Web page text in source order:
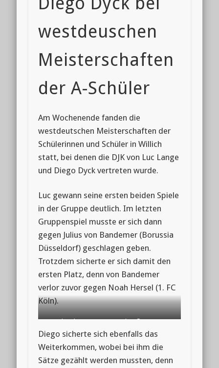
westdeuschen
Meisterschaften
der A-Schüler
Am Wochenende fanden die
westdeutschen Meisterschaften der
Schülerinnen und Schüler in Willich
statt, bei denen die DJK von Luc Lange
und Diego Dyck vertreten wurde.
Luc gewann seine ersten beiden Spiele
in der Gruppe deutlich. Im letzten
Gruppenspiel musste er sich dann
gegen Julius von Bandemer (Borussia
Düsseldorf) geschlagen geben.
Trotzdem sicherte er sich damit den
ersten Platz, denn von Bandemer
verlor zuvor gegen Noah Hersel (1. FC
Köln).
Luc Lange gewann seine Gruppe
(Foto:WTTV)
Diego sicherte sich ebenfalls das
Weiterkommen, wobei bei ihm die
Sätze gezählt werden mussten, denn